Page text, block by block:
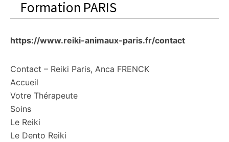
Formation PARIS
https://www.reiki-animaux-paris.fr/contact
Contact – Reiki Paris, Anca FRENCK
Accueil
Votre Thérapeute
Soins
Le Reiki
Le Dento Reiki